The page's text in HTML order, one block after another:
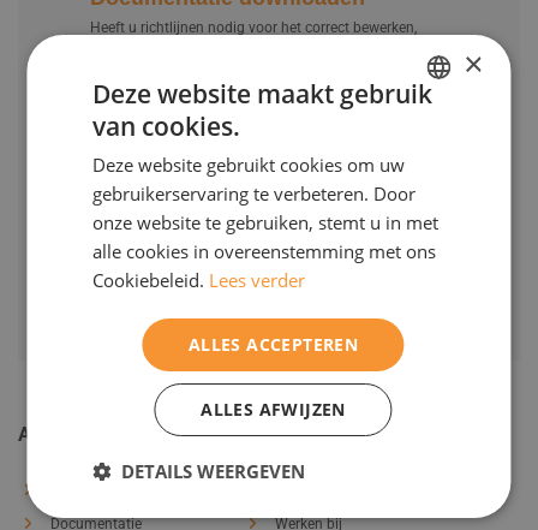
Projecten
Contact
Werken bij
Heeft u richtlijnen nodig voor het correct bewerken,
Bekijk de documentatie
Producten bestellen? Dat kan verstuur ons uw
bestelling en wij contacten u zo snel mogelijk.
Bestelwijze Kozijnindustrie
Algemeen
Documentatie
Werken bij
×
Deze website maakt gebruik
van cookies.
Deze website gebruikt cookies om uw
gebruikerservaring te verbeteren. Door
onze website te gebruiken, stemt u in met
alle cookies in overeenstemming met ons
Cookiebeleid. Lees verder
ALLES ACCEPTEREN
ALLES AFWIJZEN
DETAILS WEERGEVEN